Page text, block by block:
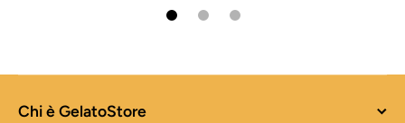
Chi è GelatoStore